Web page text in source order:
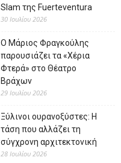
Slam της Fuerteventura
30 Ιουλίου 2026
Ο Μάριος Φραγκούλης
παρουσιάζει τα «Χέρια
Φτερά» στο Θέατρο
Βράχων
29 Ιουλίου 2026
Ξύλινοι ουρανοξύστες: Η
τάση που αλλάζει τη
σύγχρονη αρχιτεκτονική
28 Ιουλίου 2026